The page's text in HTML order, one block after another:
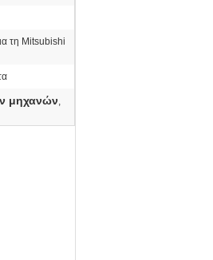
τη Mitsubishi
μηχανών,